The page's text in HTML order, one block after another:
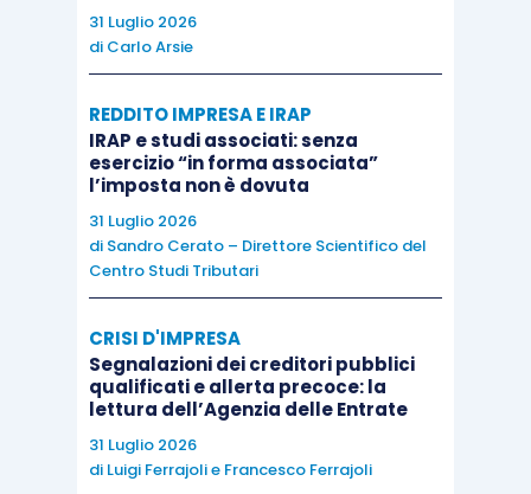
corrispondente al conferimento inizialmente
effettuato ed una quota aggiuntiva idonea a
recedente all’acquisizione della clientela.
Circolare AdE 8/E/2009(par. 1.3)
assenza di corrispettivo per la ‘cessione
di clientela’, né al momento dell’adesione
all’associazione né al momento
singolo professionista, non emerge
alcuna materia imponibile da
assoggettare a tassazione, ex
quater, TUIR.
Risoluzione AdE 177/E/2009: la mancata
31 Luglio 2026
di Carlo Arsie
REDDITO IMPRESA E IRAP
IRAP e studi associati: senza
esercizio “in forma associata”
l’imposta non è dovuta
31 Luglio 2026
di Sandro Cerato – Direttore Scientifico del
Centro Studi Tributari
CRISI D'IMPRESA
Segnalazioni dei creditori pubblici
qualificati e allerta precoce: la
lettura dell’Agenzia delle Entrate
31 Luglio 2026
di Luigi Ferrajolie Francesco Ferrajoli